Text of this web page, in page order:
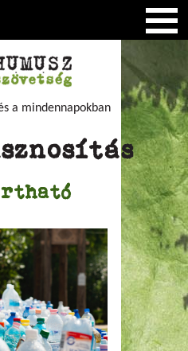
a mindennapokban